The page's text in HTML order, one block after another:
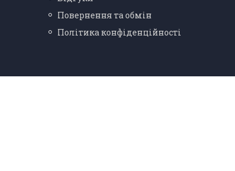
Повернення та обмін
Політика конфіденційності